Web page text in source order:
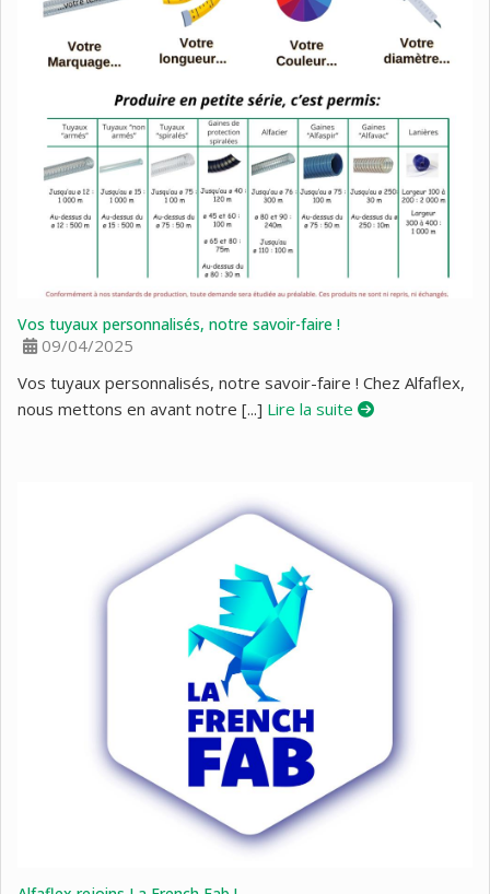
Vos tuyaux personnalisés, notre savoir-faire !
09/04/2025
Vos tuyaux personnalisés, notre savoir-faire ! Chez Alfaflex,
nous mettons en avant notre [...] Lire la suite